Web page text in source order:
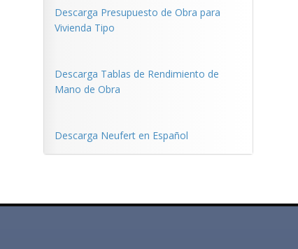
Descarga Presupuesto de Obra para
Vivienda Tipo
Descarga Tablas de Rendimiento de
Mano de Obra
Descarga Neufert en Español